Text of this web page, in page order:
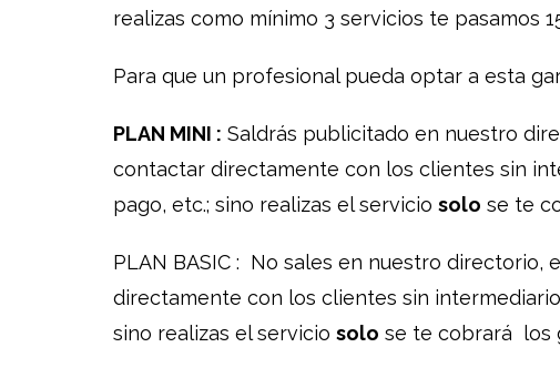
realizas como mínimo 3 servicios te pasamos
Para que un profesional pueda optar a esta
PLAN MINI : Saldrás publicitado en nuestro
contactar directamente con los clientes sin
pago, etc.; sino realizas el servicio solo se te
PLAN BASIC : No sales en nuestro
directamente con los clientes sin
sino realizas el servicio solo se te cobrará los